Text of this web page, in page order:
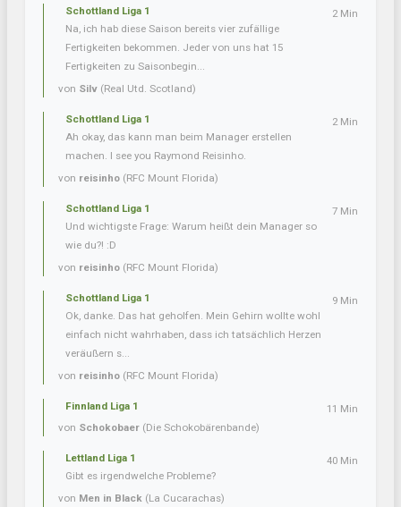
Schottland Liga 1
Na, ich hab diese Saison bereits vier zufällige
Fertigkeiten bekommen. Jeder von uns hat 15
Fertigkeiten zu Saisonbegin...
von Silv (Real Utd. Scotland)
2 Min
Schottland Liga 1
Ah okay, das kann man beim Manager erstellen
machen. I see you Raymond Reisinho.
von reisinho (RFC Mount Florida)
2 Min
Schottland Liga 1
Und wichtigste Frage: Warum heißt dein Manager so
wie du?! :D
von reisinho (RFC Mount Florida)
7 Min
Schottland Liga 1
Ok, danke. Das hat geholfen. Mein Gehirn wollte wohl
einfach nicht wahrhaben, dass ich tatsächlich Herzen
veräußern s...
von reisinho (RFC Mount Florida)
9 Min
Finnland Liga 1
von Schokobaer (Die Schokobärenbande)
11 Min
Lettland Liga 1
Gibt es irgendwelche Probleme?
von Men in Black (La Cucarachas)
40 Min